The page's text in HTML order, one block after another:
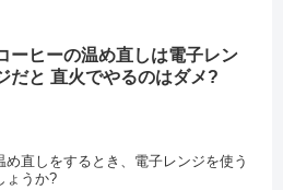
ーヒーの温め直しは電子レン
だと 直火でやるのはダメ?
直しをするとき、電子レンジを使う
ょうか?